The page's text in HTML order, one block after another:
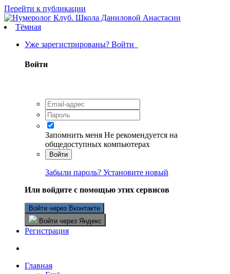
Перейти к публикации
Тёмная
Уже зарегистрированы? Войти
Войти
Запомнить меня Не рекомендуется на
общедоступных компьютерах
Войти
Забыли пароль? Установите новый
Или войдите с помощью этих сервисов
Войти через Вконтакте
Войти через Яндекс
Регистрация
Главная